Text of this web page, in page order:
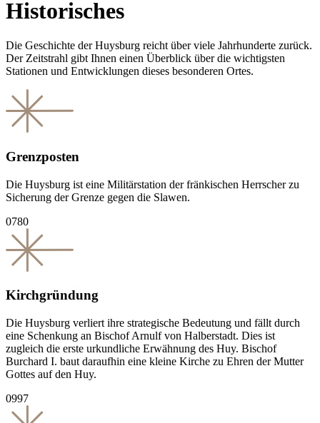
Historisches
Die Geschichte der Huysburg reicht über viele Jahr­hunderte zurück.
Der Zeitstrahl gibt Ihnen einen Überblick über die wichtigsten
Stationen und Entwicklungen dieses besonderen Ortes.
Grenzposten
Die Huysburg ist eine Militärstation der fränkischen Herrscher zu
Sicherung der Grenze gegen die Slawen.
0780
Kirchgründung
Die Huysburg verliert ihre strategische Bedeutung und fällt durch
eine Schenkung an Bischof Arnulf von Halberstadt. Dies ist
zugleich die erste urkundliche Erwähnung des Huy. Bischof
Burchard I. baut daraufhin eine kleine Kirche zu Ehren der Mutter
Gottes auf den Huy.
0997